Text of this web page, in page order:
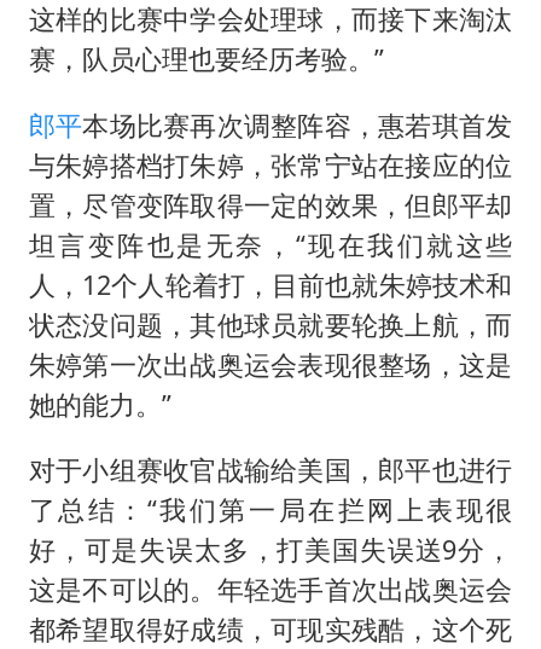
27岁女子成组织卖淫集团主犯被通缉
奋进开新局 实干挑大梁
这样的比赛中学会处理球，而接下来淘汰
赛，队员心理也要经历考验。”
郎平本场比赛再次调整阵容，惠若琪首发
与朱婷搭档打朱婷，张常宁站在接应的位
置，尽管变阵取得一定的效果，但郎平却
坦言变阵也是无奈，“现在我们就这些
人，12个人轮着打，目前也就朱婷技术和
状态没问题，其他球员就要轮换上航，而
朱婷第一次出战奥运会表现很整场，这是
她的能力。”
对于小组赛收官战输给美国，郎平也进行
了总结：“我们第一局在拦网上表现很
好，可是失误太多，打美国失误送9分，
这是不可以的。年轻选手首次出战奥运会
都希望取得好成绩，可现实残酷，这个死